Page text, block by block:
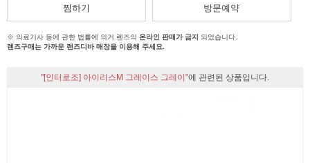
찜하기 방문예약
※ 의료기사 등에 관한 법률에 의거 렌즈의 온라인 판매가 금지
되었습니다.
렌즈구매는 가까운 렌즈디바 매장을 이용해 주세요.
"[인터로조] 아이리스M 그레이스 그레이"에 관련된 상품입니다.